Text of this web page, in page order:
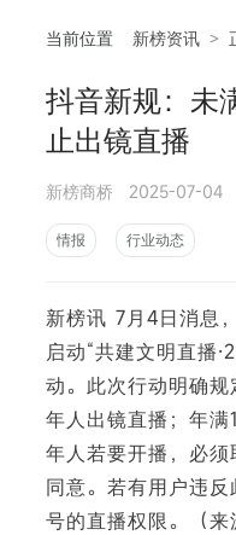
当前位置 新榜资讯 >
抖音新规：未
止出镜直播
新榜商桥 2025-07-04
情报 行业动态
新榜讯 7月4日消息
启动“共建文明直播
动。此次行动明确
年人出镜直播；年
年人若要开播，必
同意。若有用户违
号的直播权限。（来